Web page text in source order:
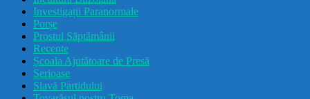
Investigații Paranormale
Porșe
Prostul Săptămânii
Recente
Școala Ajutătoare de Presă
Serioase
Slavă Partidului